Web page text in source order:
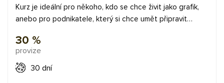
Kurz je ideální pro někoho, kdo se chce živit jako grafik,
anebo pro podnikatele, který si chce umět připravit
jak 11 hodin účastníci uvidí, jak vytvořit: ? Logo ? Vizitky ?
Hlavičkový papír ? Etiketu ? Logomanuál ? Facebook
grafiku a bannerovou kampaň ? Animované logo a spot ?
30 %
provize
30 dní